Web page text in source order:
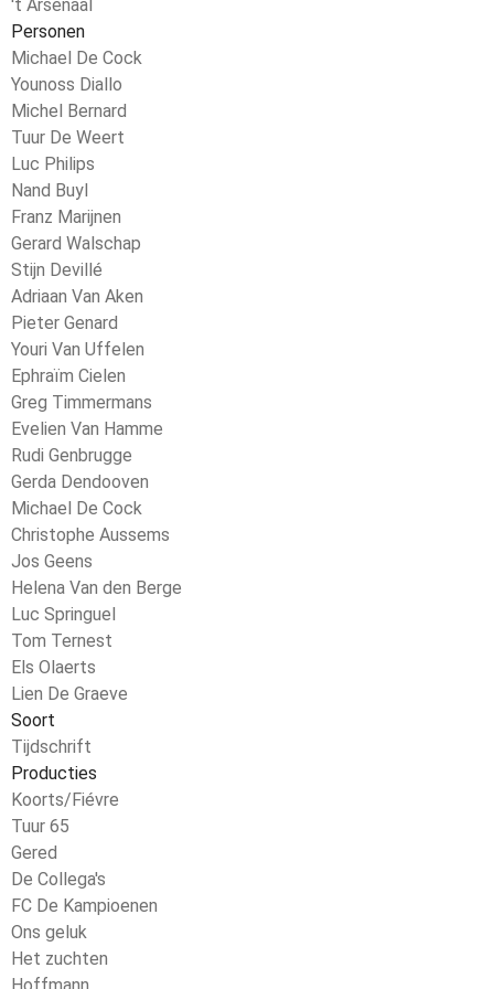
't Arsenaal
Personen
Michael De Cock
Younoss Diallo
Michel Bernard
Tuur De Weert
Luc Philips
Nand Buyl
Franz Marijnen
Gerard Walschap
Stijn Devillé
Adriaan Van Aken
Pieter Genard
Youri Van Uffelen
Ephraïm Cielen
Greg Timmermans
Evelien Van Hamme
Rudi Genbrugge
Gerda Dendooven
Michael De Cock
Christophe Aussems
Jos Geens
Helena Van den Berge
Luc Springuel
Tom Ternest
Els Olaerts
Lien De Graeve
Soort
Tijdschrift
Producties
Koorts/Fiévre
Tuur 65
Gered
De Collega's
FC De Kampioenen
Ons geluk
Het zuchten